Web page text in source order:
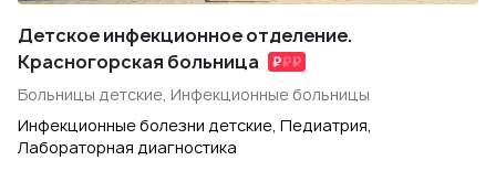
Детское инфекционное отделение.
Красногорская больница
Больницы детские, Инфекционные больницы
Инфекционные болезни детские, Педиатрия,
Лабораторная диагностика